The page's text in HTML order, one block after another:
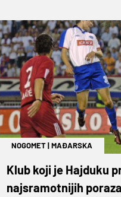
NOGOMET|MAĐARSKA
Klub koji je Hajduku
najsramotnijih